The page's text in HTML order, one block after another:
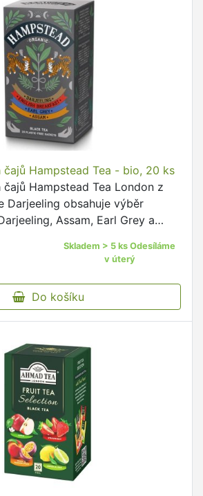
čajů Hampstead Tea - bio, 20 ks
čajů Hampstead Tea London z
Darjeeling obsahuje výběr
Assam, Earl Grey a
Skladem > 5 ks Odesíláme
v úterý
Do košíku